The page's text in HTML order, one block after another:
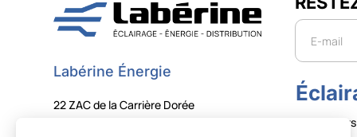
Labérine Énergie
22 ZAC de la Carrière Dorée
Newsletter